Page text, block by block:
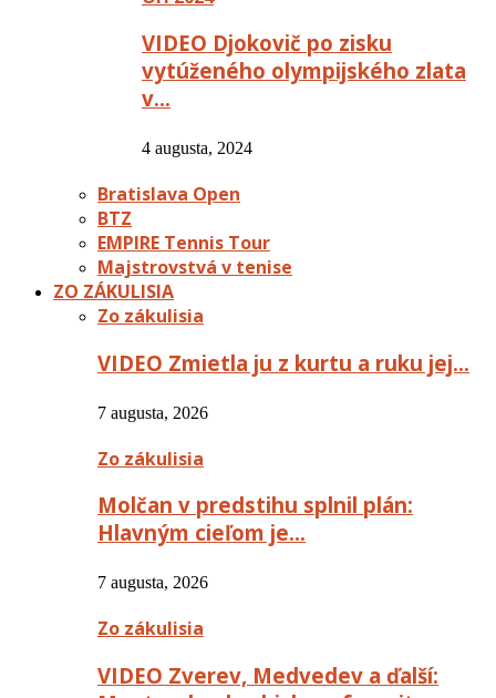
VIDEO Djokovič po zisku
vytúženého olympijského zlata
v…
4 augusta, 2024
Bratislava Open
BTZ
EMPIRE Tennis Tour
Majstrovstvá v tenise
ZO ZÁKULISIA
Zo zákulisia
VIDEO Zmietla ju z kurtu a ruku jej…
7 augusta, 2026
Zo zákulisia
Molčan v predstihu splnil plán:
Hlavným cieľom je…
7 augusta, 2026
Zo zákulisia
VIDEO Zverev, Medvedev a ďalší: